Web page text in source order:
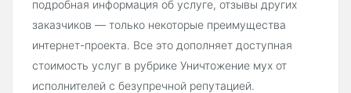
подробная информация об услуге, отзывы других
заказчиков — только некоторые преимущества
интернет-проекта. Все это дополняет доступная
стоимость услуг в рубрике Уничтожение мух от
исполнителей с безупречной репутацией.